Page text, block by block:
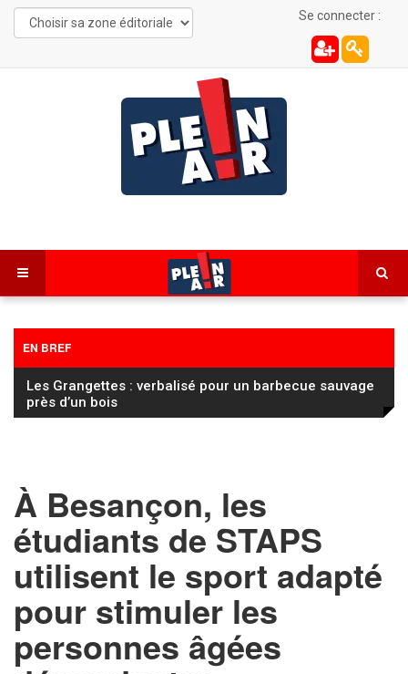
Se connecter :
EN BREF
Les Grangettes : verbalisé pour un barbecue sauvage
près d’un bois
À Besançon, les
étudiants de STAPS
utilisent le sport adapté
pour stimuler les
personnes âgées